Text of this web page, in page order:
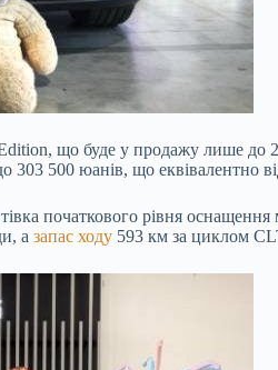
що буде у продажу лише
303 500 юанів, що еквівалентно
початкового рівня
а запас ходу 593 км за циклом